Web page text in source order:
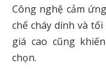
Công nghệ cảm
chế cháy dính và
giá cao cũng
chọn.